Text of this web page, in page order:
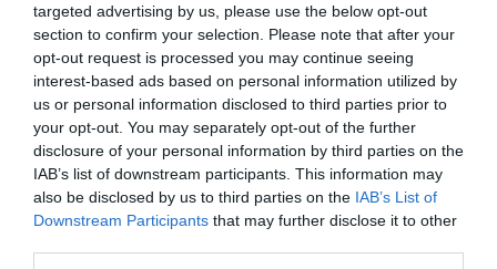
targeted advertising by us, please use the below opt-out
section to confirm your selection. Please note that after your
opt-out request is processed you may continue seeing
interest-based ads based on personal information utilized by
us or personal information disclosed to third parties prior to
your opt-out. You may separately opt-out of the further
disclosure of your personal information by third parties on the
IAB’s list of downstream participants. This information may
also be disclosed by us to third parties on the IAB’s List of
Downstream Participants that may further disclose it to other
DIY et Bien-Être Inclusif : Créer pour Soi, S’épanouir
Ensemble